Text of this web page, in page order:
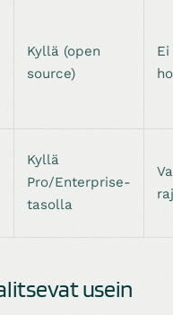
Kyllä (open
source)
Ei
Kyllä
Pro/Enterprise-
tasolla
usein